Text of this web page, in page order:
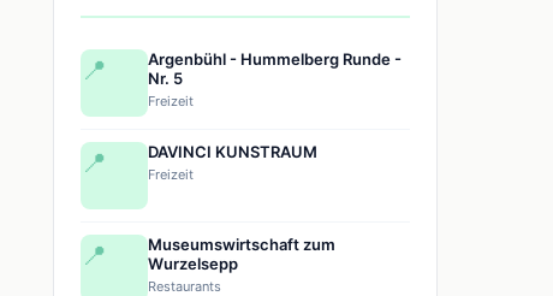
📍
Argenbühl - Hummelberg Runde -
Nr. 5
Freizeit
📍 DAVINCI KUNSTRAUM
Freizeit
📍
Museumswirtschaft zum
Wurzelsepp
Restaurants